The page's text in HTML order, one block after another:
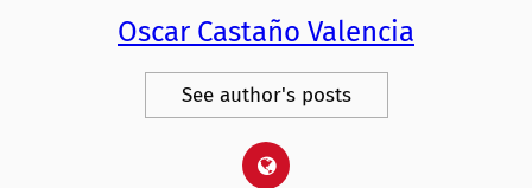
Oscar Castaño Valencia
See author's posts